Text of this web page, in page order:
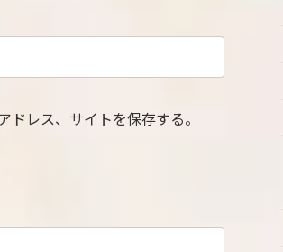
レス、サイトを保存する。